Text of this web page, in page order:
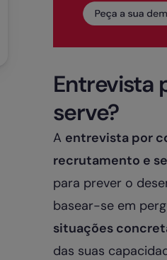
Entrevista
serve?
A entrevista por
recrutamento e
para prever o
basear-se em
situações
das suas